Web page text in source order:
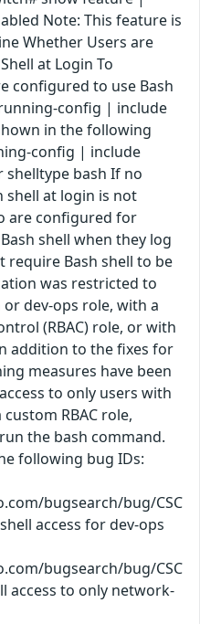
Note: This feature is
Whether Users are
at Login To
configured to use Bash
config | include
in the following
config | include
shelltype bash If no
shell at login is not
are configured for
shell when they log
require Bash shell to be
was restricted to
dev-ops role, with a
(RBAC) role, or with
addition to the fixes for
measures have been
to only users with
RBAC role,
the bash command.
following bug IDs:
bugsearch/bug/CSC
access for dev-ops
bugsearch/bug/CSC
access to only network-